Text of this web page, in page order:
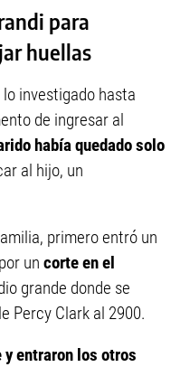
para
huellas
investigado hasta
de ingresar al
había quedado solo
al hijo, un
primero entró un
un corte en el
grande donde se
Percy Clark al 2900.
y entraron los otros